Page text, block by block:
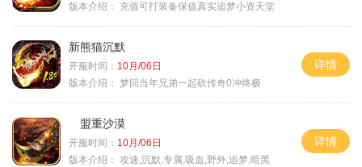
版本介绍：
充值可打装备保值真实追梦小资天堂
新熊猫沉默
开服时间： 10月/06日
版本介绍： 梦回当年兄弟一起砍传奇0冲终极
详情
盟重沙漠
开服时间： 10月/06日
版本介绍： 攻速,沉默,专属,吸血,野外,追梦,暗黑
详情